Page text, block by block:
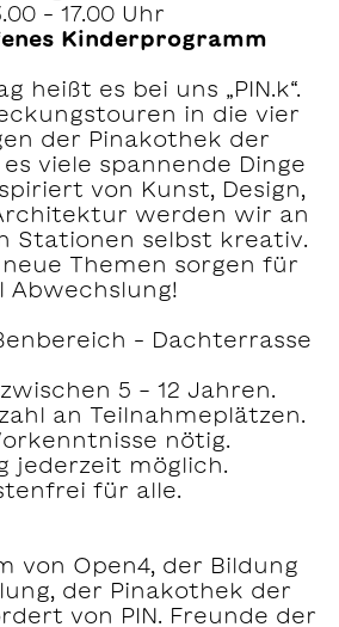
– 17.00 Uhr
Kinderprogramm
heißt es bei uns „PIN.k“.
in die vier
der Pinakothek der
viele spannende Dinge
von Kunst, Design,
werden wir an
Stationen selbst kreativ.
Themen sorgen für
Abwechslung!
– Dachterrasse
5 - 12 Jahren.
an Teilnahmeplätzen.
nötig.
jederzeit möglich.
für alle.
von Open4, der Bildung
der Pinakothek der
von PIN. Freunde der